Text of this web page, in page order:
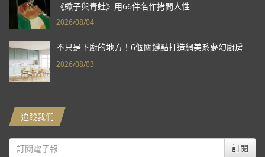
《蠍子與青蛙》用66件名作拷問人性
2026/08/04
不只是下廚的地方！6個關鍵點打造網美系夢幻廚房
2026/08/03
追蹤我們
訂閱